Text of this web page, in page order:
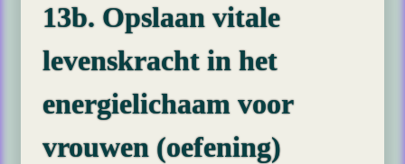
13b. Opslaan vitale
levenskracht in het
energielichaam voor
vrouwen (oefening)